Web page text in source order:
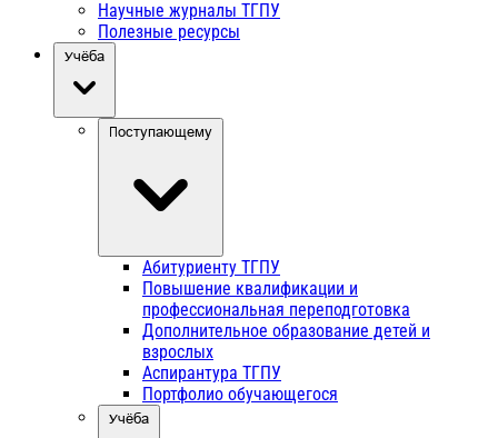
Научные журналы ТГПУ
Полезные ресурсы
Учёба
Поступающему
Абитуриенту ТГПУ
Повышение квалификации и
профессиональная переподготовка
Дополнительное образование детей и
взрослых
Аспирантура ТГПУ
Портфолио обучающегося
Учёба